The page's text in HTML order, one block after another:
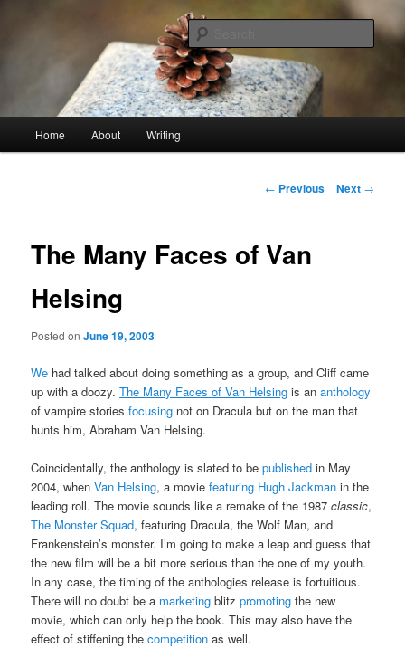
stonetable.org
Home About Writing
Post
← Previous Next →
The Many Faces of Van
Helsing
Posted onJune 19, 2003
We had talked about doing something as a group, and Cliff came
up with a doozy.The Many Faces of Van Helsing is ananthology
of vampire storiesfocusing not on Dracula but on the man that
hunts him, Abraham Van Helsing.
Coincidentally, the anthology is slated to bepublished in May
2004, whenVan Helsing, a moviefeaturing Hugh Jackman in the
leading roll. The movie sounds like a remake of the 1987classic,
The Monster Squad, featuring Dracula, the Wolf Man, and
Frankenstein’s monster. I’m going to make a leap and guess that
the new film will be a bit more serious than the one of my youth.
In any case, the timing of the anthologies release is fortuitious.
There will no doubt be a marketing blitzpromoting the new
movie, which can only help the book. This may also have the
effect of stiffening thecompetition as well.